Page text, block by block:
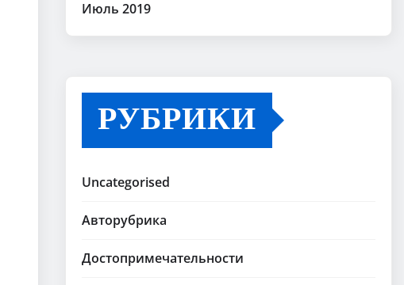
Июль 2019
РУБРИКИ
Uncategorised
Авторубрика
Достопримечательности